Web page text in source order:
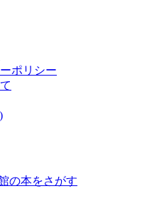
ポリシー
の本をさがす